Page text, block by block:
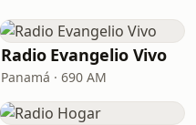
Radio Evangelio Vivo
Panamá · 690 AM